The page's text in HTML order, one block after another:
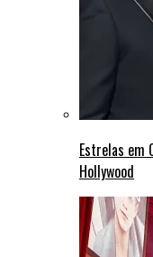
Estrelas em
Hollywood